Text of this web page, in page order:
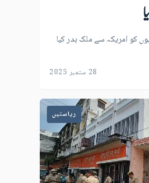
2,417 ہندوستانیوں کو امریکہ سے ملک بدر کیا
28 ستمبر 2025
ریاستیں